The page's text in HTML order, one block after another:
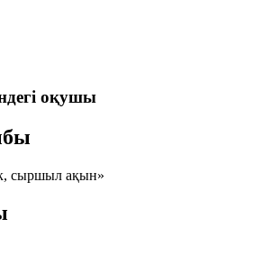
оқушы
сыршыл ақын»